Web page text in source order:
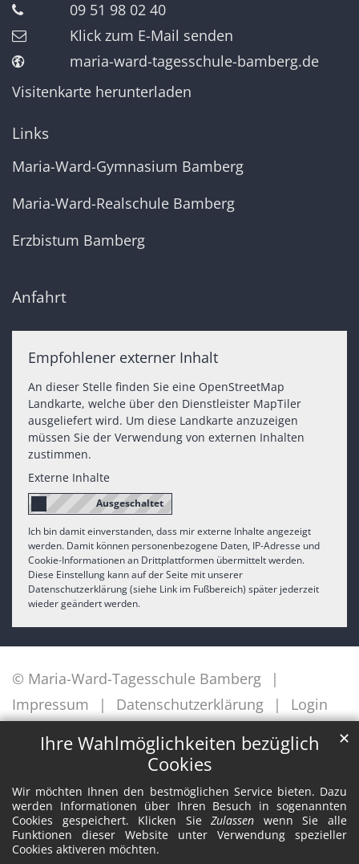
Ihre Wahlmöglichkeiten bezüglich
Cookies
Wir möchten Ihnen den bestmöglichen Service bieten. Dazu
werden Informationen über Ihren Besuch in sogenannten
Cookies gespeichert. Klicken SieZulassen wenn Sie alle
Funktionen dieser Website unter Verwendung spezieller
Cookies aktiveren möchten.
✕
09 51 98 02 40
Klick zum E-Mail senden
maria-ward-tagesschule-bamberg.de
Visitenkarte herunterladen
Links
Maria-Ward-Gymnasium Bamberg
Maria-Ward-Realschule Bamberg
Erzbistum Bamberg
Anfahrt
Empfohlener externer Inhalt
An dieser Stelle finden Sie eine OpenStreetMap
Landkarte, welche über den Dienstleister MapTiler
ausgeliefert wird. Um diese Landkarte anzuzeigen
müssen Sie der Verwendung von externen Inhalten
zustimmen.
Externe Inhalte
Ich bin damit einverstanden, dass mir externe Inhalte angezeigt
werden. Damit können personenbezogene Daten, IP-Adresse und
Cookie-Informationen an Drittplattformen übermittelt werden.
Diese Einstellung kann auf der Seite mit unserer
Datenschutzerklärung (siehe Link im Fußbereich) später jederzeit
wieder geändert werden.
© Maria-Ward-Tagesschule Bamberg
Impressum
Datenschutzerklärung Login